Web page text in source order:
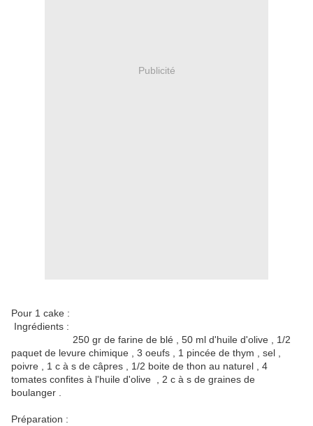
Publicité
Pour 1 cake :
Ingrédients :
250 gr de farine de blé , 50 ml d'huile d'olive , 1/2
paquet de levure chimique , 3 oeufs , 1 pincée de thym , sel ,
poivre , 1 c à s de câpres , 1/2 boite de thon au naturel , 4
tomates confites à l'huile d'olive , 2 c à s de graines de
boulanger .
Préparation :